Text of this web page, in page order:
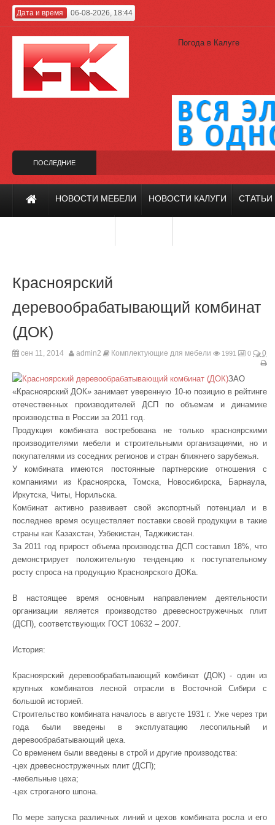
Дата и время 06-08-2026, 18:44
Погода в Калуге
ПОСЛЕДНИЕ
вместо Гагарина Калужский проект на фестивале «Зодчество-2019»
НОВОСТИ МЕБЕЛИ НОВОСТИ КАЛУГИ
Красноярский
деревообрабатывающий комбинат
(ДОК)
сен 11, 2014 admin2 Комплектующие для мебели 1991 0 0
ЗАО
«Красноярский ДОК» занимает уверенную 10-ю позицию в рейтинге
отечественных производителей ДСП по объемам и динамике
производства в России за 2011 год.
Продукция комбината востребована не только красноярскими
производителями мебели и строительными организациями, но и
покупателями из соседних регионов и стран ближнего зарубежья.
У комбината имеются постоянные партнерские отношения с
компаниями из Красноярска, Томска, Новосибирска, Барнаула,
Иркутска, Читы, Норильска.
Комбинат активно развивает свой экспортный потенциал и в
последнее время осуществляет поставки своей продукции в такие
страны как Казахстан, Узбекистан, Таджикистан.
За 2011 год прирост объема производства ДСП составил 18%, что
демонстрирует положительную тенденцию к поступательному
росту спроса на продукцию Красноярского ДОКа.
В настоящее время основным направлением деятельности
организации является производство древесностружечных плит
(ДСП), соответствующих ГОСТ 10632 – 2007.
История:
Красноярский деревообрабатывающий комбинат (ДОК) - один из
крупных комбинатов лесной отрасли в Восточной Сибири с
большой историей.
Строительство комбината началось в августе 1931 г. Уже через три
года были введены в эксплуатацию лесопильный и
деревообрабатывающий цеха.
Со временем были введены в строй и другие производства:
-цех древесностружечных плит (ДСП);
-мебельные цеха;
-цех строганого шпона.
По мере запуска различных линий и цехов комбината росла и его